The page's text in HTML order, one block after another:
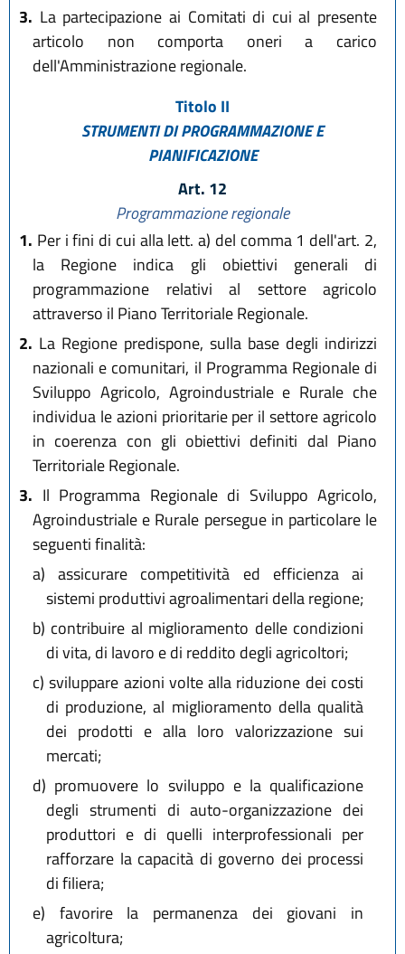
3. La partecipazione ai Comitati di cui al presente
articolo non comporta oneri a carico
dell'Amministrazione regionale.
Titolo II
STRUMENTI DI PROGRAMMAZIONE E
PIANIFICAZIONE
Art. 12
Programmazione regionale
1. Per i fini di cui alla lett. a) del comma 1 dell'art. 2,
la Regione indica gli obiettivi generali di
programmazione relativi al settore agricolo
attraverso il Piano Territoriale Regionale.
2. La Regione predispone, sulla base degli indirizzi
nazionali e comunitari, il Programma Regionale di
Sviluppo Agricolo, Agroindustriale e Rurale che
individua le azioni prioritarie per il settore agricolo
in coerenza con gli obiettivi definiti dal Piano
Territoriale Regionale.
3. Il Programma Regionale di Sviluppo Agricolo,
Agroindustriale e Rurale persegue in particolare le
seguenti finalità:
a) assicurare competitività ed efficienza ai
sistemi produttivi agroalimentari della regione;
b) contribuire al miglioramento delle condizioni
di vita, di lavoro e di reddito degli agricoltori;
c) sviluppare azioni volte alla riduzione dei costi
di produzione, al miglioramento della qualità
dei prodotti e alla loro valorizzazione sui
mercati;
d) promuovere lo sviluppo e la qualificazione
degli strumenti di auto-organizzazione dei
produttori e di quelli interprofessionali per
rafforzare la capacità di governo dei processi
di filiera;
e) favorire la permanenza dei giovani in
agricoltura;